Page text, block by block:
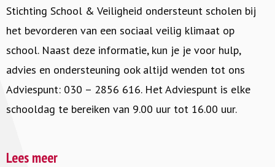
Stichting School & Veiligheid ondersteunt scholen bij
het bevorderen van een sociaal veilig klimaat op
school. Naast deze informatie, kun je je voor hulp,
advies en ondersteuning ook altijd wenden tot ons
Adviespunt: 030 – 2856 616. Het Adviespunt is elke
schooldag te bereiken van 9.00 uur tot 16.00 uur.
Lees meer